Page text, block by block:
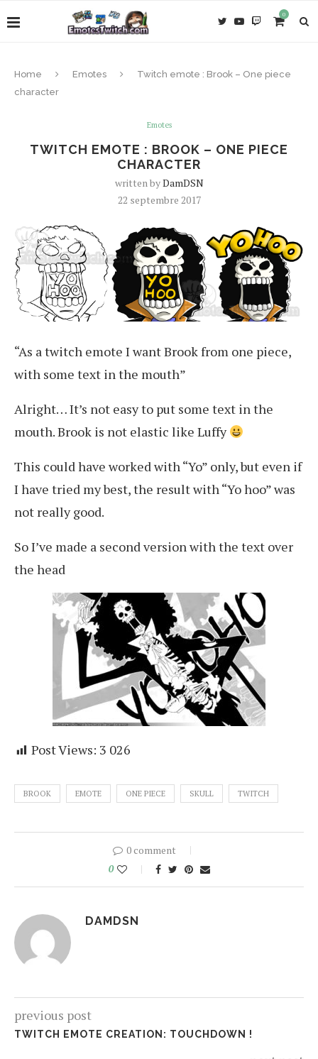
0
Home Emotes
Twitch emote : Brook – One piece
character
Emotes
TWITCH EMOTE : BROOK – ONE PIECE
CHARACTER
written byDamDSN
22 septembre 2017
“As a twitch emote I want Brook from one piece,
with some text in the mouth”
Alright… It’s not easy to put some text in the
mouth. Brook is not elastic like Luffy
This could have worked with “Yo” only, but even if
I have tried my best, the result with “Yo hoo” was
not really good.
So I’ve made a second version with the text over
the head
Post Views: 3 026
BROOK EMOTE ONE PIECE SKULL TWITCH
0 comment
0
DAMDSN
previous post
TWITCH EMOTE CREATION: TOUCHDOWN !